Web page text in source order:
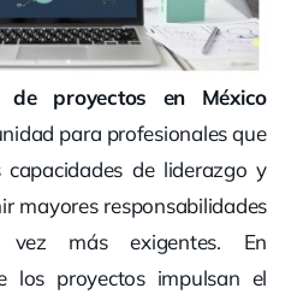
de proyectos en México
para profesionales que
capacidades de liderazgo y
mayores responsabilidades
más exigentes. En
los proyectos impulsan el